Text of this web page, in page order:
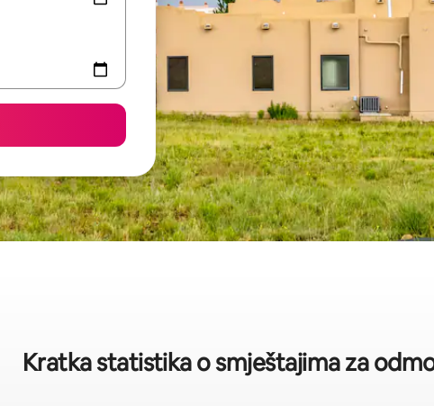
Kratka statistika o smještajima za